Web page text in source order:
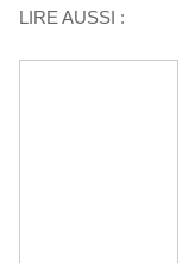
LIRE AUSSI :